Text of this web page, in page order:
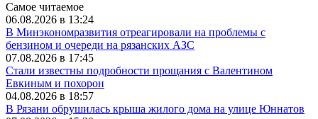
Самое читаемое
06.08.2026 в 13:24
В Минэкономразвития отреагировали на проблемы с
бензином и очереди на рязанских АЗС
07.08.2026 в 17:45
Стали известны подробности прощания с Валентином
Евкиным и похорон
04.08.2026 в 18:57
В Рязани обрушилась крыша жилого дома на улице Юннатов